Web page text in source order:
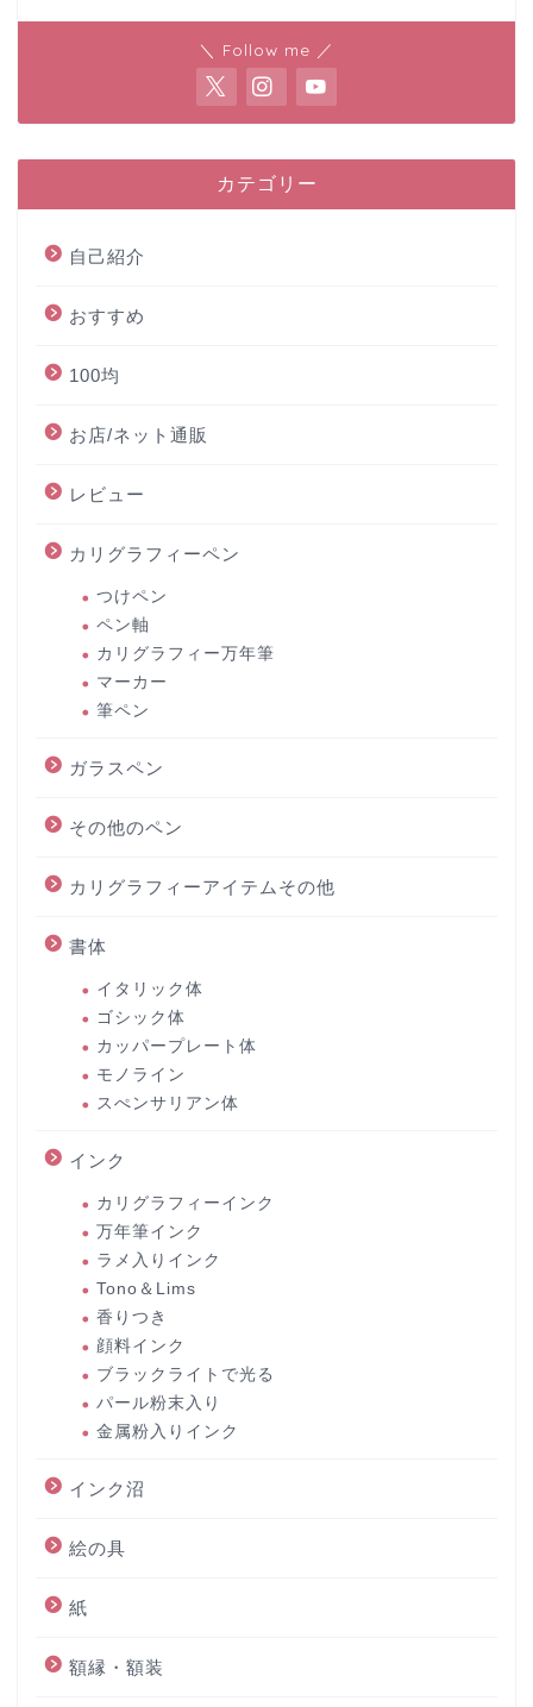
＼ Follow me ／
カテゴリー
自己紹介
おすすめ
100均
お店/ネット通販
レビュー
カリグラフィーペン
つけペン
ペン軸
カリグラフィー万年筆
マーカー
筆ペン
ガラスペン
その他のペン
カリグラフィーアイテムその他
書体
イタリック体
ゴシック体
カッパープレート体
モノライン
スぺンサリアン体
インク
カリグラフィーインク
万年筆インク
ラメ入りインク
Tono＆Lims
香りつき
顔料インク
ブラックライトで光る
パール粉末入り
金属粉入りインク
インク沼
絵の具
紙
額縁・額装